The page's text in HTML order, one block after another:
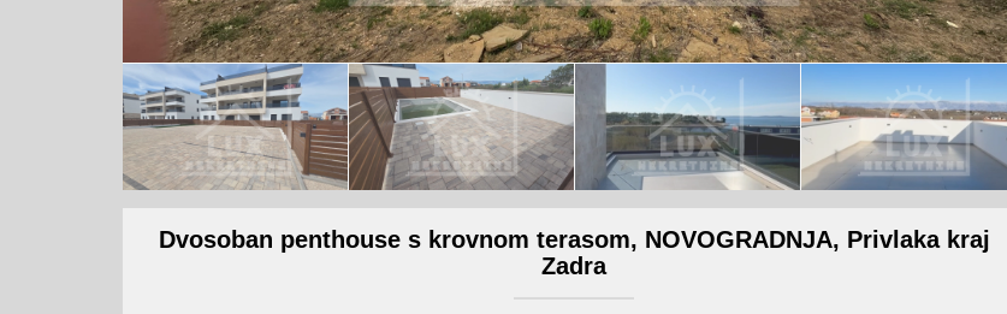
Dvosoban penthouse s krovnom terasom, NOVOGRADNJA, Privlaka kraj
Zadra